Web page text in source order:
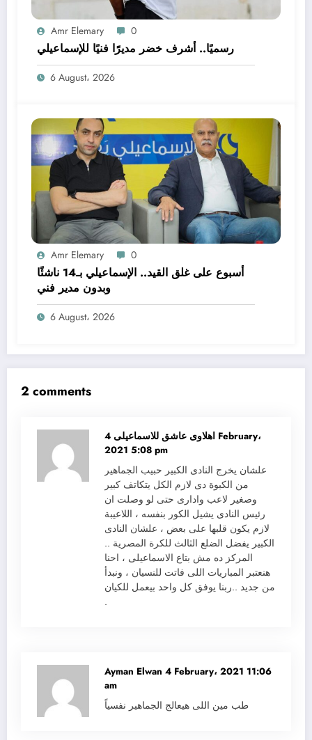
Amr Elemary 0
رسميًا.. أشرف خضر مديرًا فنيًا للإسماعيلي
6 August، 2026
Amr Elemary 0
أسبوع على غلق القيد.. الإسماعيلي بـ14 ناشئًا
وبدون مدير فني
6 August، 2026
2 comments
اهلاوى عاشق للاسماعيلى 4 February،
2021 5:08 pm
علشان يخرج النادى الكبير حبيب الجماهير
من الكبوة دى لازم الكل يتكاتف كبير
وصغير لاعب وادارى حتى لو وصلت ان
رئيس النادى يشيل الكور بنفسه ، اللاعيبة
لازم يكون قلبها على بعض ، علشان النادى
الكبير يفضل الضلع الثالث للكرة المصرية ..
المركز ده مش بتاع الاسماعيلى ، احنا
هنعتبر المباريات اللى فاتت للنسيان ، ونبدأ
من جديد ..ربنا يوفق كل واحد بيعمل للكيان
.
Ayman Elwan 4 February، 2021 11:06
am
طب مين اللى هيعالج الجماهير نفسياً